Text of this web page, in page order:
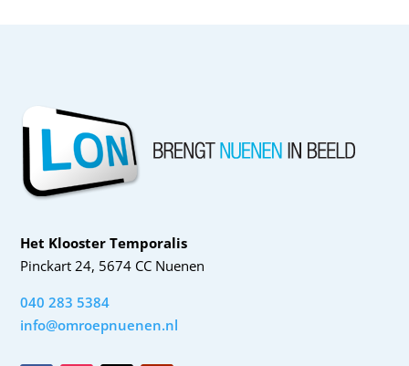
Het Klooster Temporalis
Pinckart 24, 5674 CC Nuenen
040 283 5384
info@omroepnuenen.nl